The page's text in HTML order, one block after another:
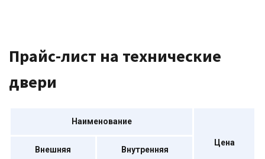
Прайс-лист на технические
двери
Наименование
Цена
Внешняя
Внутренняя